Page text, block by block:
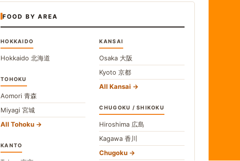
FOOD BY AREA
HOKKAIDO
Hokkaido 北海道
TOHOKU
Aomori 青森
Miyagi 宮城
All Tohoku
KANTO
KANSAI
Osaka 大阪
Kyoto京都
All Kansai
CHUGOKU / SHIKOKU
Hiroshima 広島
Kagawa香川
Chugoku